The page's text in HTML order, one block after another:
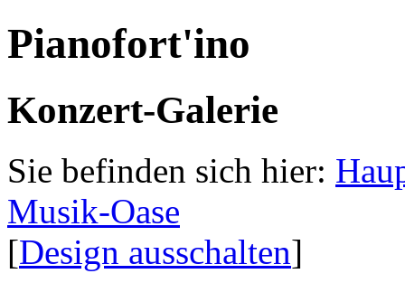
Pianofort'ino
Konzert-Galerie
Sie befinden sich hier:
Musik-Oase
[Design ausschalten]